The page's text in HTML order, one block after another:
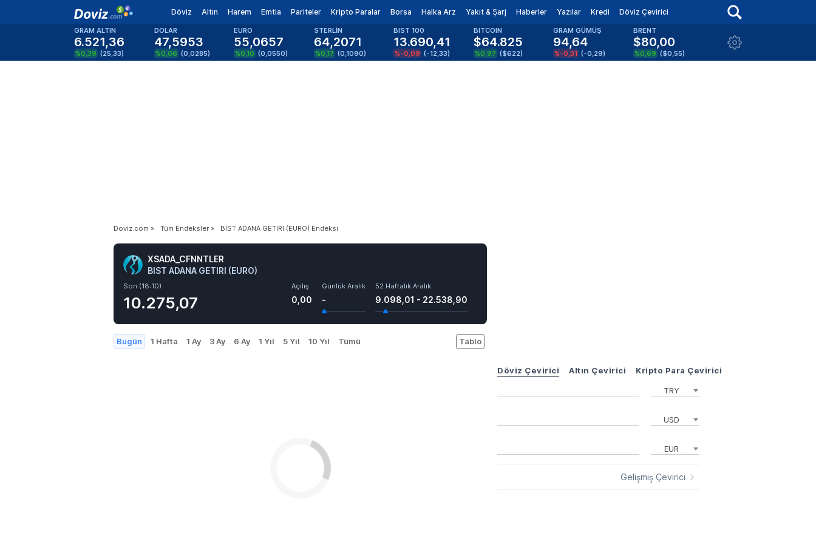
Döviz Altın Harem Emtia Pariteler Kripto Paralar Borsa Halka Arz Yakıt & Şarj Haberler Yazılar Kredi Döviz Çevirici
GRAM ALTIN
6.521,36
%0,39 (25,33)
DOLAR
47,5953
%0,06 (0,0285)
EURO
55,0657
%0,10 (0,0550)
STERLİN
64,2071
%0,17 (0,1090)
BIST 100
13.690,41
%-0,09 (-12,33)
BITCOIN
$64.825
%0,97 ($622)
GRAM GÜMÜŞ
94,64
%-0,31 (-0,29)
BRENT
$80,00
%0,69 ($0,55)
Doviz.com » Tüm Endeksler » BIST ADANA GETIRI (EURO) Endeksi
XSADA_CFNNTLER
BIST ADANA GETIRI (EURO)
Son (18:10)
10.275,07
Açılış
0,00
Günlük Aralık
-
52 Haftalık Aralık
9.098,01 - 22.538,90
Bugün 1 Hafta 1 Ay 3 Ay 6 Ay 1 Yıl 5 Yıl 10 Yıl Tümü Tablo
Döviz Çevirici Altın Çevirici Kripto Para Çevirici
TRY
USD
EUR
Gelişmiş Çevirici